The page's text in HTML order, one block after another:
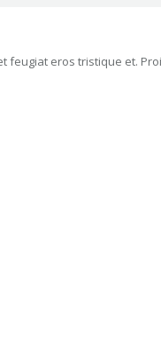
feugiat eros tristique et.